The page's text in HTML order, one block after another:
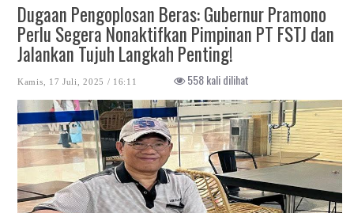
Dugaan Pengoplosan Beras: Gubernur Pramono
Perlu Segera Nonaktifkan Pimpinan PT FSTJ dan
Jalankan Tujuh Langkah Penting!
Kamis, 17 Juli, 2025 / 16:11 558 kali dilihat